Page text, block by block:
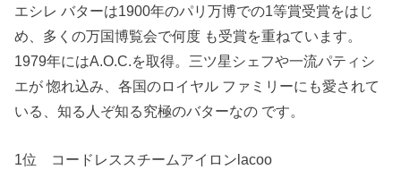
エシレ バターは1900年のパリ万博での1等賞受賞をはじ
め、多くの万国博覧会で何度 も受賞を重ねています。
1979年にはA.O.C.を取得。三ツ星シェフや一流パティシ
エが 惚れ込み、各国のロイヤル ファミリーにも愛されて
いる、知る人ぞ知る究極のバターなの です。
1位 コードレススチームアイロンlacoo